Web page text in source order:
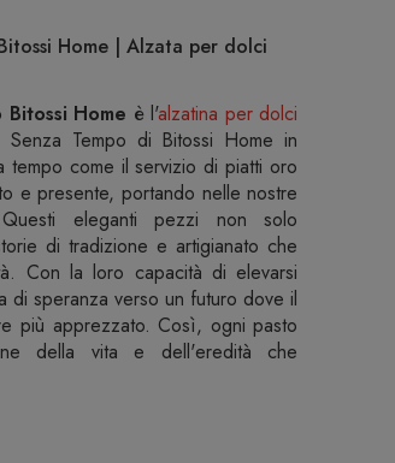
Home | Alzata per dolci
Home è l'alzatina per dolci
Tempo di Bitossi Home in
come il servizio di piatti oro
e presente, portando nelle nostre
eleganti pezzi non solo
di tradizione e artigianato che
Con la loro capacità di elevarsi
speranza verso un futuro dove il
più apprezzato. Così, ogni pasto
della vita e dell'eredità che